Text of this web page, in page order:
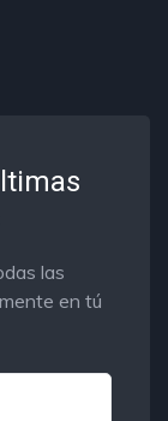
las
en tú